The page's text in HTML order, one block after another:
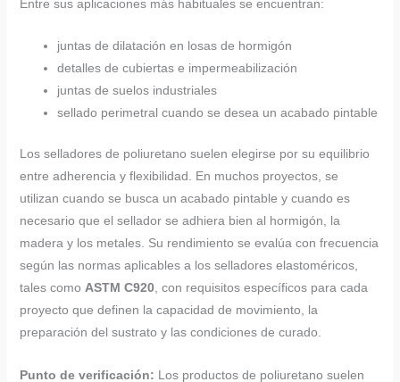
Entre sus aplicaciones más habituales se encuentran:
juntas de dilatación en losas de hormigón
detalles de cubiertas e impermeabilización
juntas de suelos industriales
sellado perimetral cuando se desea un acabado pintable
Los selladores de poliuretano suelen elegirse por su equilibrio
entre adherencia y flexibilidad. En muchos proyectos, se
utilizan cuando se busca un acabado pintable y cuando es
necesario que el sellador se adhiera bien al hormigón, la
madera y los metales. Su rendimiento se evalúa con frecuencia
según las normas aplicables a los selladores elastoméricos,
tales como ASTM C920, con requisitos específicos para cada
proyecto que definen la capacidad de movimiento, la
preparación del sustrato y las condiciones de curado.
Punto de verificación: Los productos de poliuretano suelen